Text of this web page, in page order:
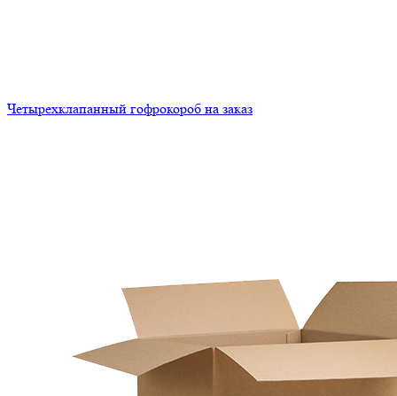
Четырехклапанный гофрокороб на заказ